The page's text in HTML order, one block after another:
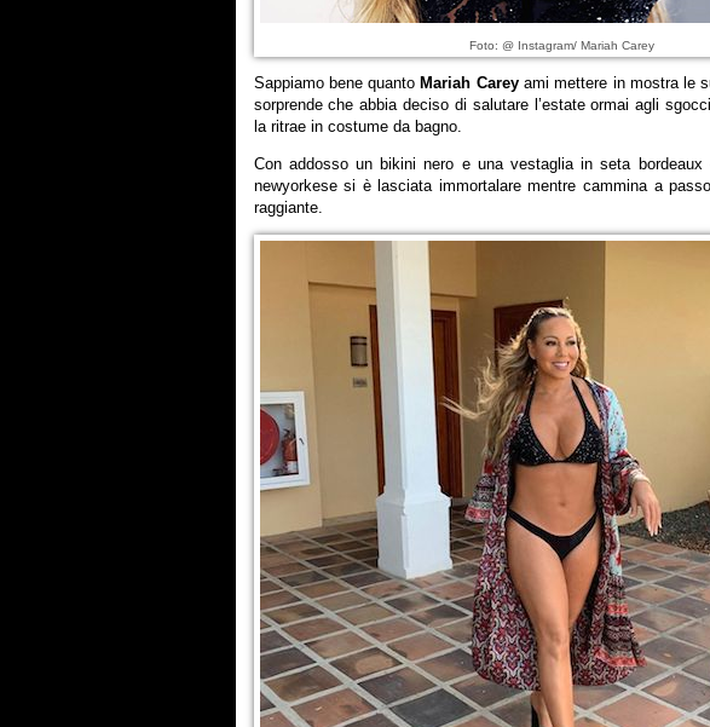
Foto: @ Instagram/ Mariah Carey
Sappiamo bene quanto Mariah Careyami mettere in mostra le
sorprende che abbia deciso di salutare l’estate ormai agli
la ritrae in costume da bagno.
Con addosso un bikini nero e una vestaglia in seta
newyorkese si è lasciata immortalare mentre cammina a
raggiante.